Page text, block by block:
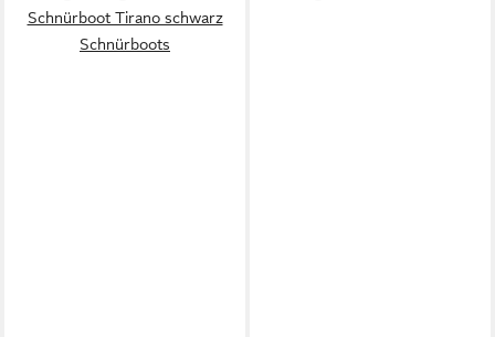
Schnürboot Tirano schwarz
Schnürboots